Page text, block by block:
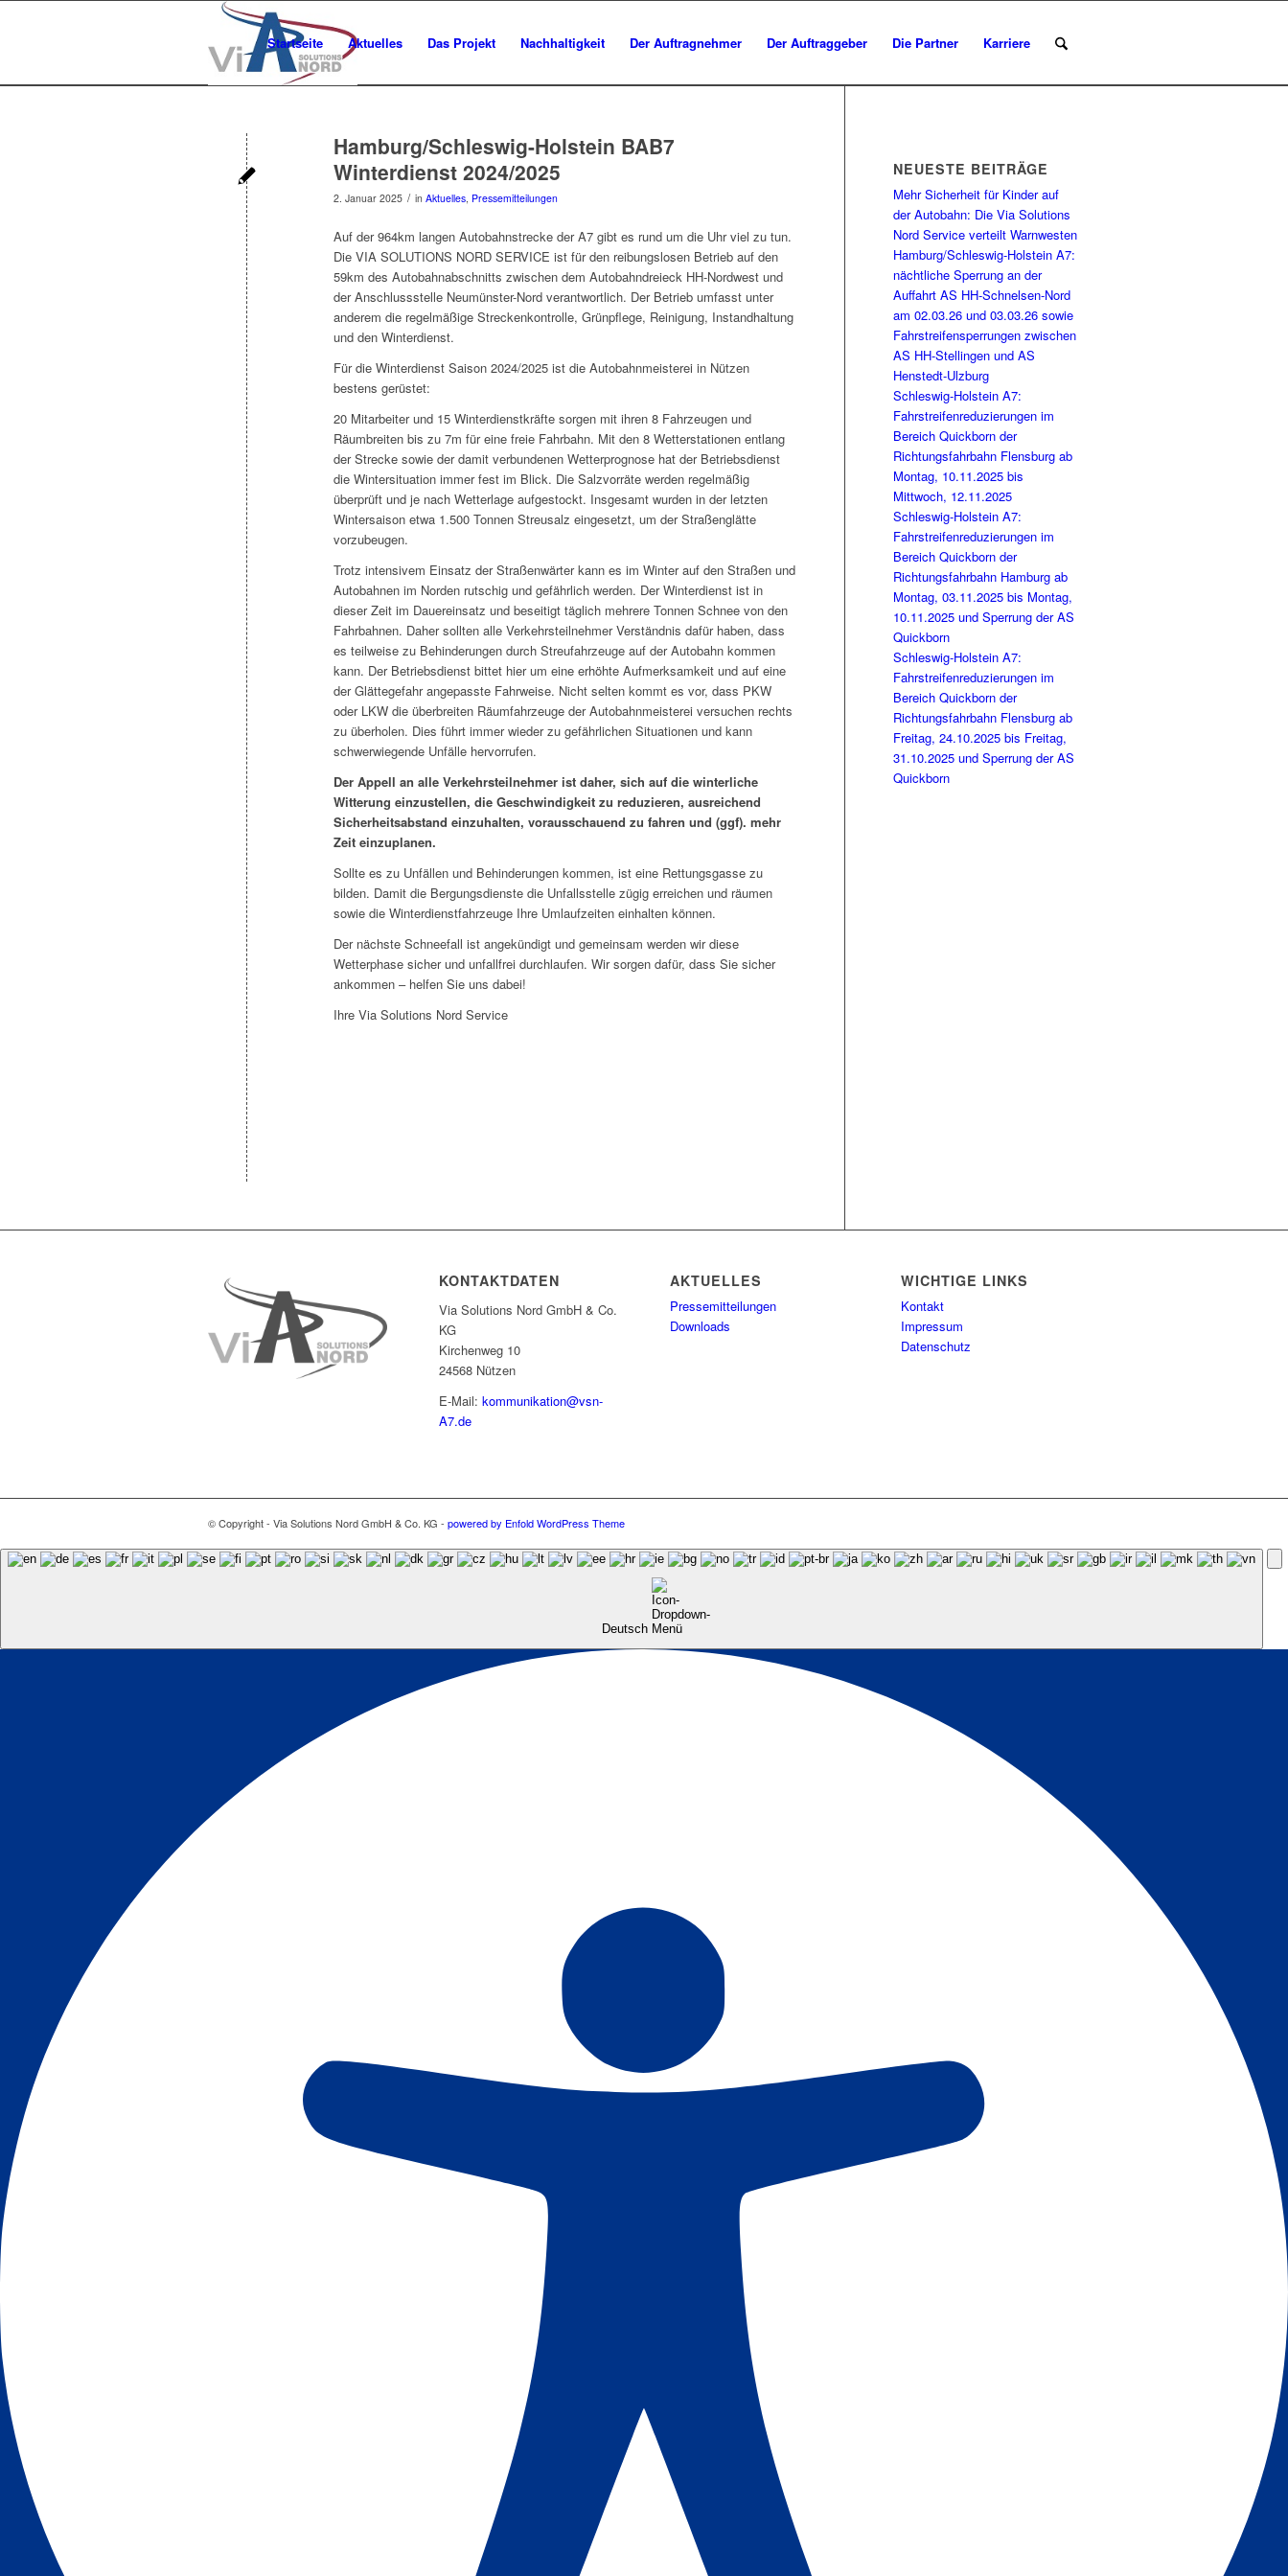
Startseite Aktuelles Das Projekt Nachhaltigkeit Der Auftragnehmer Der Auftraggeber Die Partner Karriere
Hamburg/Schleswig-Holstein BAB7
Winterdienst 2024/2025
2. Januar 2025 / in Aktuelles, Pressemitteilungen
Auf der 964km langen Autobahnstrecke der A7 gibt es rund um die Uhr viel zu tun.
Die VIA SOLUTIONS NORD SERVICE ist für den reibungslosen Betrieb auf den
59km des Autobahnabschnitts zwischen dem Autobahndreieck HH-Nordwest und
der Anschlussstelle Neumünster-Nord verantwortlich. Der Betrieb umfasst unter
anderem die regelmäßige Streckenkontrolle, Grünpflege, Reinigung, Instandhaltung
und den Winterdienst.
Für die Winterdienst Saison 2024/2025 ist die Autobahnmeisterei in Nützen
bestens gerüstet:
20 Mitarbeiter und 15 Winterdienstkräfte sorgen mit ihren 8 Fahrzeugen und
Räumbreiten bis zu 7m für eine freie Fahrbahn. Mit den 8 Wetterstationen entlang
der Strecke sowie der damit verbundenen Wetterprognose hat der Betriebsdienst
die Wintersituation immer fest im Blick. Die Salzvorräte werden regelmäßig
überprüft und je nach Wetterlage aufgestockt. Insgesamt wurden in der letzten
Wintersaison etwa 1.500 Tonnen Streusalz eingesetzt, um der Straßenglätte
vorzubeugen.
Trotz intensivem Einsatz der Straßenwärter kann es im Winter auf den Straßen und
Autobahnen im Norden rutschig und gefährlich werden. Der Winterdienst ist in
dieser Zeit im Dauereinsatz und beseitigt täglich mehrere Tonnen Schnee von den
Fahrbahnen. Daher sollten alle Verkehrsteilnehmer Verständnis dafür haben, dass
es teilweise zu Behinderungen durch Streufahrzeuge auf der Autobahn kommen
kann. Der Betriebsdienst bittet hier um eine erhöhte Aufmerksamkeit und auf eine
der Glättegefahr angepasste Fahrweise. Nicht selten kommt es vor, dass PKW
oder LKW die überbreiten Räumfahrzeuge der Autobahnmeisterei versuchen rechts
zu überholen. Dies führt immer wieder zu gefährlichen Situationen und kann
schwerwiegende Unfälle hervorrufen.
Der Appell an alle Verkehrsteilnehmer ist daher, sich auf die winterliche
Witterung einzustellen, die Geschwindigkeit zu reduzieren, ausreichend
Sicherheitsabstand einzuhalten, vorausschauend zu fahren und (ggf). mehr
Zeit einzuplanen.
Sollte es zu Unfällen und Behinderungen kommen, ist eine Rettungsgasse zu
bilden. Damit die Bergungsdienste die Unfallsstelle zügig erreichen und räumen
sowie die Winterdienstfahrzeuge Ihre Umlaufzeiten einhalten können.
Der nächste Schneefall ist angekündigt und gemeinsam werden wir diese
Wetterphase sicher und unfallfrei durchlaufen. Wir sorgen dafür, dass Sie sicher
ankommen – helfen Sie uns dabei!
Ihre Via Solutions Nord Service
NEUESTE BEITRÄGE
Mehr Sicherheit für Kinder auf
der Autobahn: Die Via Solutions
Nord Service verteilt Warnwesten
Hamburg/Schleswig-Holstein A7:
nächtliche Sperrung an der
Auffahrt AS HH-Schnelsen-Nord
am 02.03.26 und 03.03.26 sowie
Fahrstreifensperrungen zwischen
AS HH-Stellingen und AS
Henstedt-Ulzburg
Schleswig-Holstein A7:
Fahrstreifenreduzierungen im
Bereich Quickborn der
Richtungsfahrbahn Flensburg ab
Montag, 10.11.2025 bis
Mittwoch, 12.11.2025
Schleswig-Holstein A7:
Fahrstreifenreduzierungen im
Bereich Quickborn der
Richtungsfahrbahn Hamburg ab
Montag, 03.11.2025 bis Montag,
10.11.2025 und Sperrung der AS
Quickborn
Schleswig-Holstein A7:
Fahrstreifenreduzierungen im
Bereich Quickborn der
Richtungsfahrbahn Flensburg ab
Freitag, 24.10.2025 bis Freitag,
31.10.2025 und Sperrung der AS
Quickborn
KONTAKTDATEN
Via Solutions Nord GmbH & Co.
KG
Kirchenweg 10
24568 Nützen
E-Mail:kommunikation@vsn-
A7.de
AKTUELLES
Pressemitteilungen
Downloads
WICHTIGE LINKS
Kontakt
Impressum
Datenschutz
© Copyright - Via Solutions Nord GmbH & Co. KG - powered by Enfold WordPress Theme
Deutsch